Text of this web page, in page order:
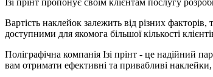
Ізі прінт пропонує своїм клієнтам послугу
Вартість наклейок залежить від різних
доступними для якомога більшої кількості
Поліграфічна компанія Ізі прінт - це надійний
вам отримати ефективні та привабливі